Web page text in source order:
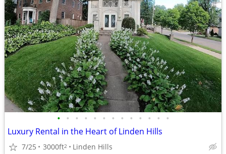
• • • • • • • • • • • • •
Luxury Rental in the Heart of Linden Hills
7/25 3000ft2 Linden Hills